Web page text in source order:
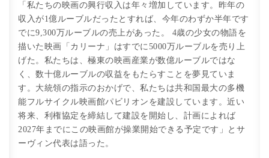
「私たちの映画の興行収入は年々増加しています。昨年の
収入が1億ルーブルだったとすれば、今年のわずか半年です
でに9,300万ルーブルの売上があった。 4歳の少女の物語を
描いた映画「カリーナ」はすでに5000万ルーブルを売り上
げた。私たちは、極東の映画産業が数億ルーブルではな
く、数十億ルーブルの収益をもたらすことを夢見ていま
す。大統領の指示のおかげで、私たちは共和国最大の多機
能フルサイクル映画館パビリオンを建設しています。近い
将来、利権協定を締結して建設を開始し、計画によれば
2027年までにこの映画館が操業開始できる予定です」とサ
ーヴィン代表は語った。